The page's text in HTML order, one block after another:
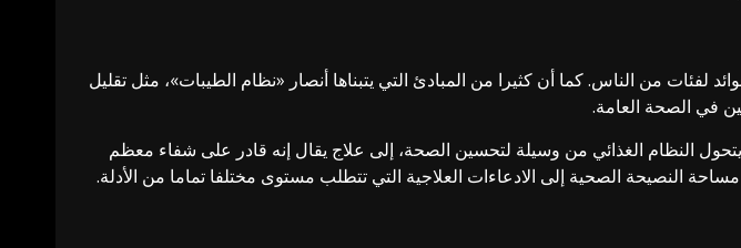
من الناس. كما أن كثيرا من المبادئ التي يتبناها أنصار «نظام الطيبات»، مثل تقليل
في الصحة العامة.
النظام الغذائي من وسيلة لتحسين الصحة، إلى علاج يقال إنه قادر على شفاء معظم
مساحة النصيحة الصحية إلى الادعاءات العلاجية التي تتطلب مستوى مختلفا تماما من الأدلة.